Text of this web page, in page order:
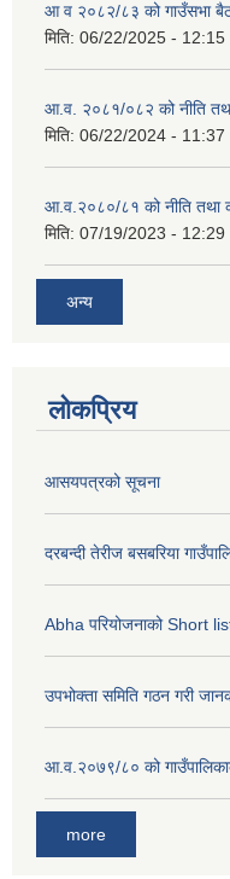
आ व २०८२/८३ को गाउँसभा
मिति: 06/22/2025 - 12:15
आ.व. २०८१/०८२ को नीति
मिति: 06/22/2024 - 11:37
आ.व.२०८०/८१ को नीति तथा
मिति: 07/19/2023 - 12:29
अन्य
लोकप्रिय
आसयपत्रको सूचना
दरबन्दी तेरीज बसबरिया
Abha परियोजनाको Short
उपभोक्ता समिति गठन गरी
आ.व.२०७९/८० को
more